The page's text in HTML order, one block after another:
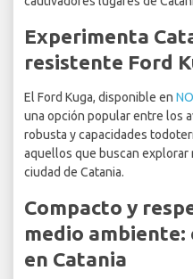
Experimenta
resistente Ford
El Ford Kuga, disponible en
una opción popular entre los
robusta y capacidades
aquellos que buscan explorar
ciudad de Catania.
Compacto y
medio ambiente:
en Catania